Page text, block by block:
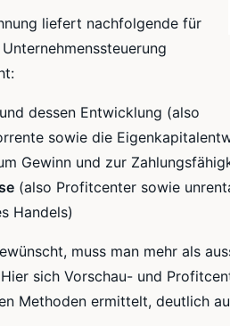
liefert nachfolgende für
und dessen Entwicklung (also
sowie die
Gewinn und zur
(also Profitcenter sowie
Handels)
muss man mehr als
sich Vorschau- und
Methoden ermittelt, deutlich